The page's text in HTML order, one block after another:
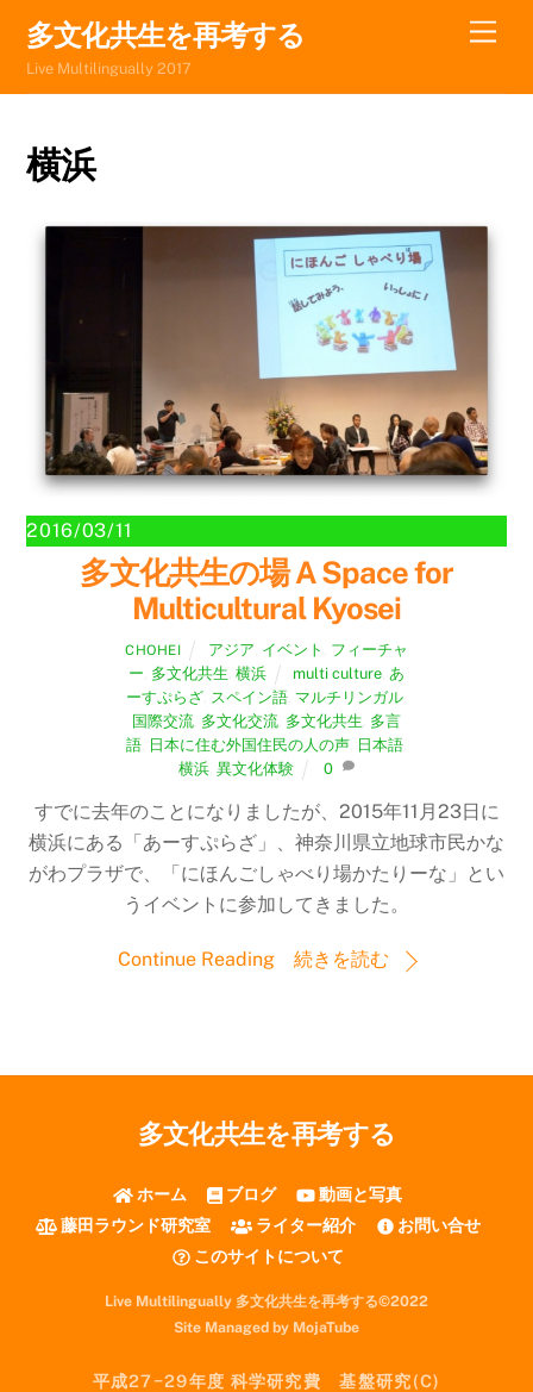
content
多文化共生を再考する
Live Multilingually 2017
横浜
2016/03/11
多文化共生の場 A Space for
Multicultural Kyosei
CHOHEI アジア イベント
フィーチャ
ー 多文化共生 横浜 multi culture あ
ーすぷらざ スペイン語 マルチリンガル
国際交流 多文化交流 多文化共生 多言
語 日本に住む外国住民の人の声 日本語
横浜, 異文化体験 0
すでに去年のことになりましたが、2015年11月23日に
横浜にある「あーすぷらざ」、神奈川県立地球市民かな
がわプラザで、「にほんごしゃべり場かたりーな」とい
うイベントに参加してきました。
Continue Reading 続きを読む
多文化共生を再考する
ホーム ブログ
動画と写真
藤田ラウンド研究室
ライター紹介
お問い合せ
このサイトについて
Live Multilingually 多文化共生を再考する©2022
Site Managed by MojaTube
平成27−29年度 科学研究費 基盤研究(C)